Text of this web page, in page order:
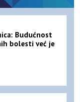
Budućnost
bolesti već je